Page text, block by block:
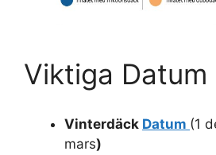
Viktiga Datum
Vinterdäck Datum (1
mars)